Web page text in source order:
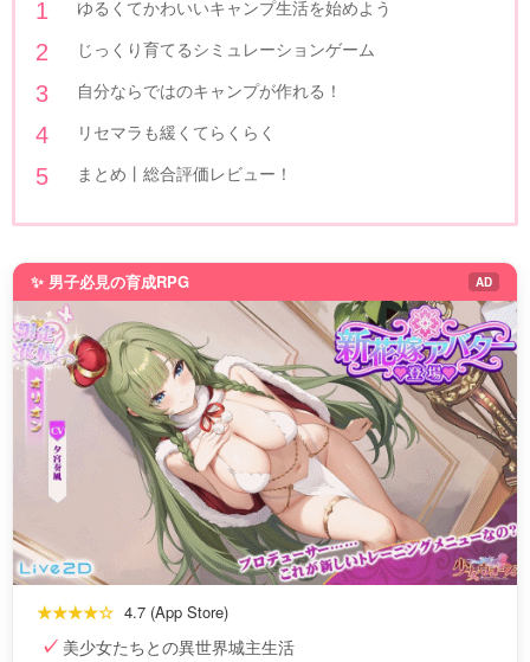
ゆるくてかわいいキャンプ生活を始めよう
じっくり育てるシミュレーションゲーム
自分ならではのキャンプが作れる！
リセマラも緩くてらくらく
まとめ丨総合評価レビュー！
✨ 男子必見の育成RPG AD
★★★★☆ 4.7 (App Store)
美少女たちとの異世界城主生活